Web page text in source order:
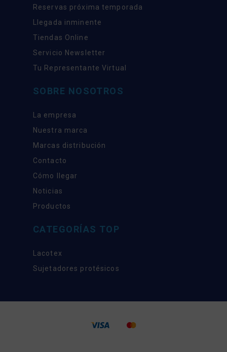
Reservas próxima temporada
Llegada inminente
Tiendas Online
Servicio Newsletter
Tu Representante Virtual
SOBRE NOSOTROS
La empresa
Nuestra marca
Marcas distribución
Contacto
Cómo llegar
Noticias
Productos
CATEGORÍAS TOP
Lacotex
Sujetadores protésicos